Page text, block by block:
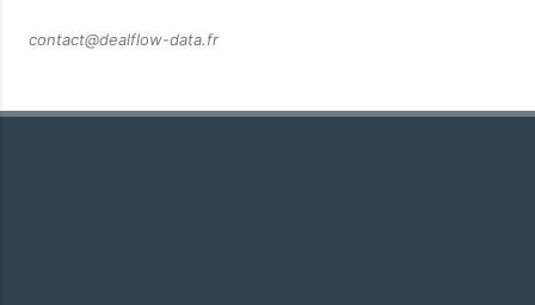
contact@dealflow-data.fr